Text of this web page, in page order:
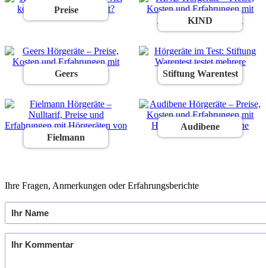
Preise
KIND
Geers Stiftung Warentest
Fielmann
Audibene
Ihre Fragen, Anmerkungen oder Erfahrungsberichte